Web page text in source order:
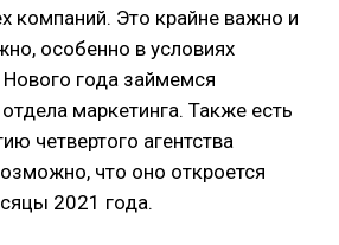
компаний. Это крайне важно и
особенно в условиях
года займемся
маркетинга. Также есть
четвертого агентства
что оно откроется
2021 года.